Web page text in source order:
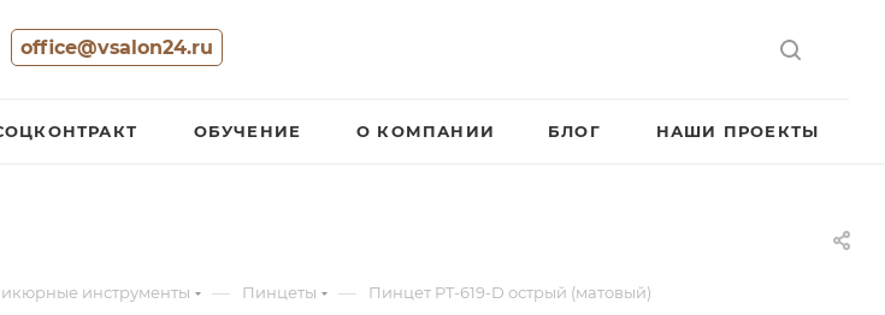
office@vsalon24.ru
ОБУЧЕНИЕ О КОМПАНИИ БЛОГ НАШИ ПРОЕКТЫ
инструменты — Пинцеты — Пинцет PT-619-D острый (матовый)